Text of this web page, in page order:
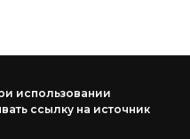
использовании
ссылку на источник